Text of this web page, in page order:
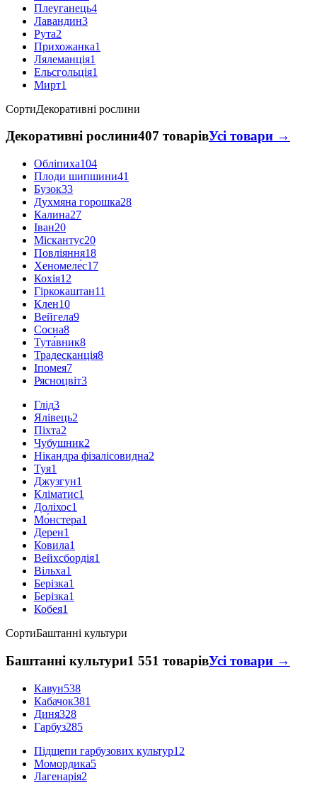
Плеуганець4
Лавандин3
Рута2
Прихожанка1
Лялеманція1
Ельсгольція1
Мирт1
СортиДекоративні рослини
Декоративні рослини407 товарівУсі товари →
Обліпиха104
Плоди шипшини41
Бузок33
Духмяна горошка28
Калина27
Іван20
Міскантус20
Повліяння18
Хеномеле́с17
Кохія12
Гіркокаштан11
Клен10
Вейгела9
Сосна8
Тута́вник8
Традесканція8
Іпомея7
Рясноцвіт3
Глід3
Ялівець2
Піхта2
Чубушник2
Нікандра фізалісовидна2
Туя1
Джузгун1
Кліматис1
Доліхос1
Мо́нстера1
Дерен1
Ковила1
Вейхсбордія1
Вільха1
Берізка1
Берізка1
Кобея1
СортиБаштанні культури
Баштанні культури1 551 товарівУсі товари →
Кавун538
Кабачок381
Диня328
Гарбуз285
Підщепи гарбузових культур12
Момордика5
Лагенарія2